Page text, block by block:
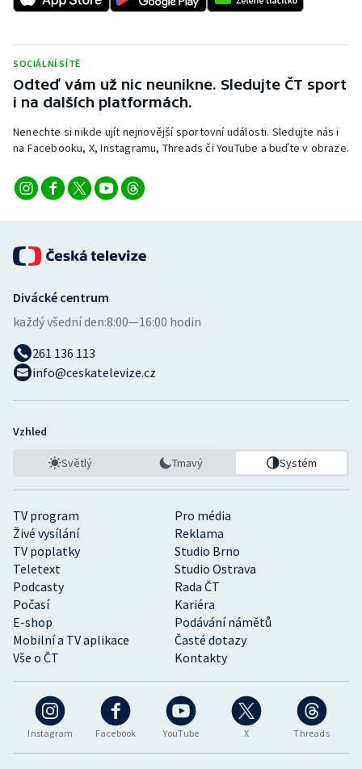
Stolní tenis
Triatlon
Veslování
Vodní slalom
Ostatní
SOCIÁLNÍ SÍTĚ
Odteď vám už nic neunikne. Sledujte ČT sport
i na dalších platformách.
Nenechte si nikde ujít nejnovější sportovní události. Sledujte nás i
na Facebooku, X, Instagramu, Threads či YouTube a buďte v obraze.
Instagram Facebook YouTube X Threads
TV program
Pro média
Živé vysílání
Reklama
TV poplatky
Studio Brno
Teletext
Studio Ostrava
Podcasty
Rada ČT
Počasí
Kariéra
E-shop
Podávání námětů
Mobilní a TV aplikace
Časté dotazy
Vše o ČT
Kontakty
Divácké centrum
každý všední den:8:00—16:00 hodin
261 136 113
info@ceskatelevize.cz
Vzhled
Světlý Tmavý Systém